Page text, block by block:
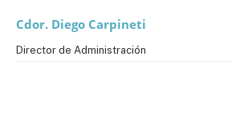
Cdor. Diego Carpineti
Director de Administración